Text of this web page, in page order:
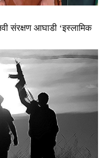
संरक्षण आघाडी ‘इस्लामिक